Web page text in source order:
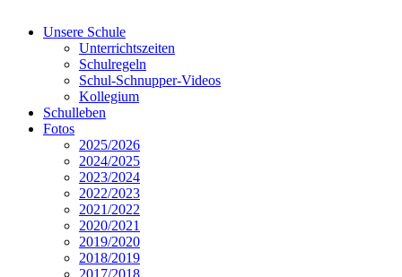
Unsere Schule
Unterrichtszeiten
Schulregeln
Schul-Schnupper-Videos
Kollegium
Schulleben
Fotos
2025/2026
2024/2025
2023/2024
2022/2023
2021/2022
2020/2021
2019/2020
2018/2019
2017/2018